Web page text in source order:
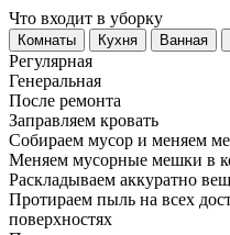
Что входит в уборку
Регу­лярная
Гене­ральная
После ремонта
Заправляем кровать
Собираем мусор и меняем
Меняем мусорные мешки в
Раскладываем аккуратно
Протираем пыль на всех
поверхностях